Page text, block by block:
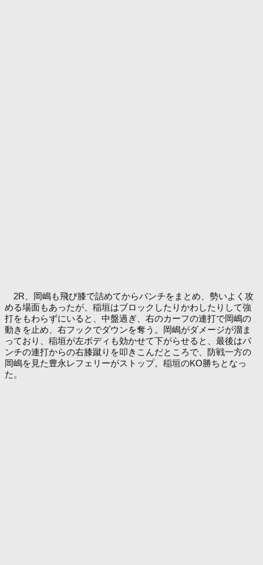
2R、岡嶋も飛び膝で詰めてからパンチをまとめ、勢いよく攻
める場面もあったが、稲垣はブロックしたりかわしたりして強
打をもわらずにいると、中盤過ぎ、右のカーフの連打で岡嶋の
動きを止め、右フックでダウンを奪う。岡嶋がダメージが溜ま
っており、稲垣が左ボディも効かせて下がらせると、最後はパ
ンチの連打からの右膝蹴りを叩きこんだところで、防戦一方の
岡嶋を見た豊永レフェリーがストップ。稲垣のKO勝ちとなっ
た。